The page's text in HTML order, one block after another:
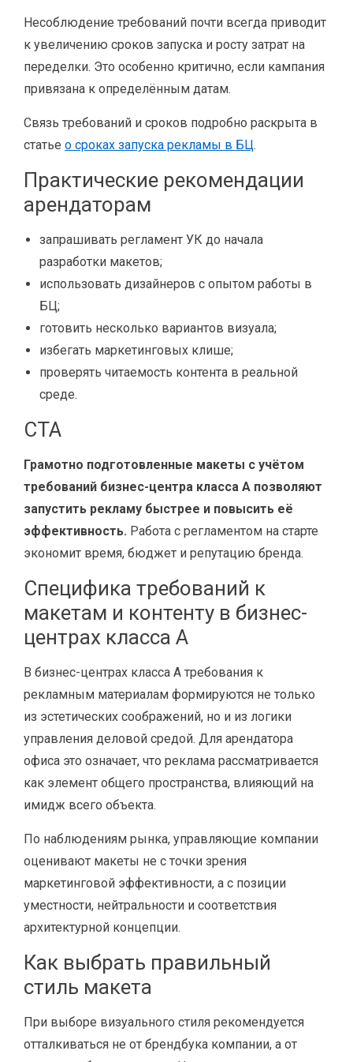
Несоблюдение требований почти всегда приводит
к увеличению сроков запуска и росту затрат на
переделки. Это особенно критично, если кампания
привязана к определённым датам.
Связь требований и сроков подробно раскрыта в
статье о сроках запуска рекламы в БЦ.
Практические рекомендации
арендаторам
запрашивать регламент УК до начала
разработки макетов;
использовать дизайнеров с опытом работы в
БЦ;
готовить несколько вариантов визуала;
избегать маркетинговых клише;
проверять читаемость контента в реальной
среде.
CTA
Грамотно подготовленные макеты с учётом
требований бизнес-центра класса A позволяют
запустить рекламу быстрее и повысить её
эффективность. Работа с регламентом на старте
экономит время, бюджет и репутацию бренда.
Специфика требований к
макетам и контенту в бизнес-
центрах класса A
В бизнес-центрах класса A требования к
рекламным материалам формируются не только
из эстетических соображений, но и из логики
управления деловой средой. Для арендатора
офиса это означает, что реклама рассматривается
как элемент общего пространства, влияющий на
имидж всего объекта.
По наблюдениям рынка, управляющие компании
оценивают макеты не с точки зрения
маркетинговой эффективности, а с позиции
уместности, нейтральности и соответствия
архитектурной концепции.
Как выбрать правильный
стиль макета
При выборе визуального стиля рекомендуется
отталкиваться не от брендбука компании, а от